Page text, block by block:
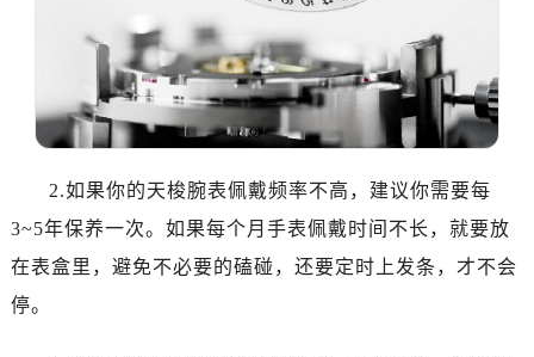
2.如果你的天梭腕表佩戴频率不高，建议你需要每
3~5年保养一次。如果每个月手表佩戴时间不长，就要放
在表盒里，避免不必要的磕碰，还要定时上发条，才不会
停。